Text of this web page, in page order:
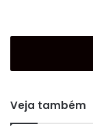
Veja também